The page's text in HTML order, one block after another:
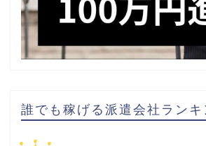
誰でも稼げる派遣会社ランキ